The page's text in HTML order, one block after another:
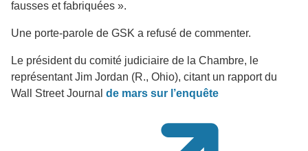
fausses et fabriquées ».
Une porte-parole de GSK a refusé de commenter.
Le président du comité judiciaire de la Chambre, le
représentant Jim Jordan (R., Ohio), citant un rapport du
Wall Street Journal de mars sur l’enquête